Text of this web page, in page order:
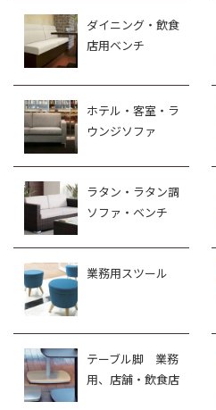
ダイニング・飲食
店用ベンチ
ホテル・客室・ラ
ウンジソファ
ラタン・ラタン調
ソファ・ベンチ
業務用スツール
テーブル脚 業務
用、店舗・飲食店